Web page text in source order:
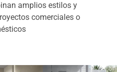
amplios estilos y
comerciales o